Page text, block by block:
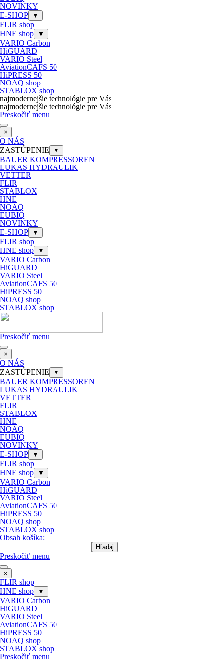
NOVINKY
E-SHOP
▼
FLIR shop
HNE shop
▼
VARIO Carbon
HiGUARD
VARIO Steel
AviationCAFS 50
HiPRESS 50
NOAQ shop
STABLOX shop
najmodernejšie technológie pre Vás
najmodernejšie technológie pre Vás
Preskočiť menu
×
O NÁS
ZASTÚPENIE
▼
BAUER KOMPRESSOREN
LUKAS HYDRAULIK
VETTER
FLIR
STABLOX
HNE
NOAQ
EUBIQ
NOVINKY
E-SHOP
▼
FLIR shop
HNE shop
▼
VARIO Carbon
HiGUARD
VARIO Steel
AviationCAFS 50
HiPRESS 50
NOAQ shop
STABLOX shop
Preskočiť menu
×
O NÁS
ZASTÚPENIE
▼
BAUER KOMPRESSOREN
LUKAS HYDRAULIK
VETTER
FLIR
STABLOX
HNE
NOAQ
EUBIQ
NOVINKY
E-SHOP
▼
FLIR shop
HNE shop
▼
VARIO Carbon
HiGUARD
VARIO Steel
AviationCAFS 50
HiPRESS 50
NOAQ shop
STABLOX shop
Obsah košíka:
Hľadaj
Preskočiť menu
×
FLIR shop
HNE shop
▼
VARIO Carbon
HiGUARD
VARIO Steel
AviationCAFS 50
HiPRESS 50
NOAQ shop
STABLOX shop
Preskočiť menu